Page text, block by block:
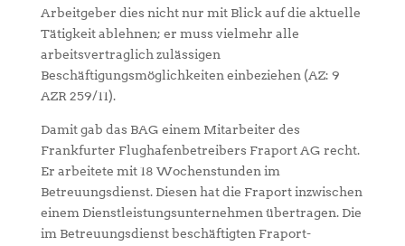
Arbeitgeber dies nicht nur mit Blick auf die aktuelle
Tätigkeit ablehnen; er muss vielmehr alle
arbeitsvertraglich zulässigen
Beschäftigungsmöglichkeiten einbeziehen (AZ: 9
AZR 259/11).
Damit gab das BAG einem Mitarbeiter des
Frankfurter Flughafenbetreibers Fraport AG recht.
Er arbeitete mit 18 Wochenstunden im
Betreuungsdienst. Diesen hat die Fraport inzwischen
einem Dienstleistungsunternehmen übertragen. Die
im Betreuungsdienst beschäftigten Fraport-